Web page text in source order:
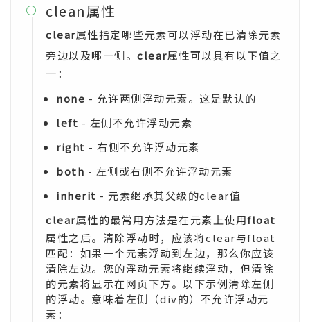
 clean属性
clear属性指定哪些元素可以浮动在已清除元素
旁边以及哪一侧。 clear属性可以具有以下值之
一：
none - 允许两侧浮动元素。这是默认的
left - 左侧不允许浮动元素
right - 右侧不允许浮动元素
both - 左侧或右侧不允许浮动元素
inherit - 元素继承其父级的clear值
clear属性的最常用方法是在元素上使用float
属性之后。清除浮动时，应该将clear与float
匹配：如果一个元素浮动到左边，那么你应该
清除左边。您的浮动元素将继续浮动，但清除
的元素将显示在网页下方。以下示例清除左侧
的浮动。意味着左侧（div的）不允许浮动元
素：